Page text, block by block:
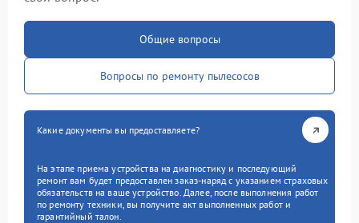
Общие вопросы
Вопросы по ремонту пылесосов
Какие документы вы предоставляете?
На этапе приема устройства на диагностику и последующий
ремонт вам будет предоставлен заказ-наряд с указанием страховых
обязательств на ваше устройство. Далее, после выполнения работ
по ремонту техники, вы получите акт выполненных работ и
гарантийный талон.